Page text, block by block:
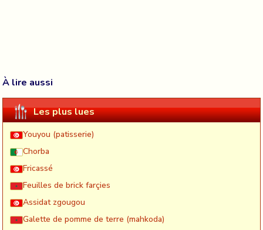
À lire aussi
Les plus lues
Youyou (patisserie)
Chorba
Fricassé
Feuilles de brick farçies
Assidat zgougou
Galette de pomme de terre (mahkoda)